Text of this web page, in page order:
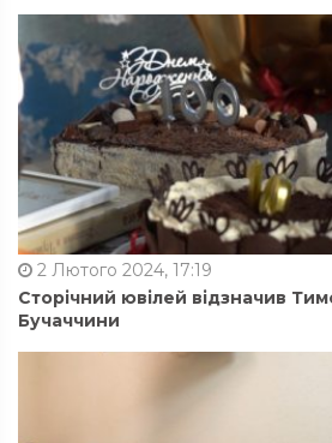
2 Лютого 2024, 17:19
Сторічний ювілей відзначив
Бучаччини